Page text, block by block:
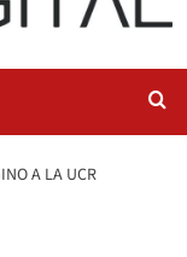
A LA UCR